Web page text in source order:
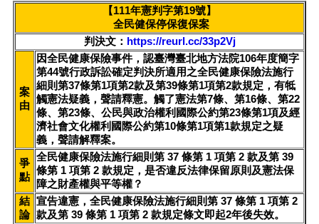
【111年憲判字第19號】
全民健保停保復保案
判決文： https://reurl.cc/33p2Vj
案
由
因全民健康保險事件，認臺灣臺北地方法院106年度簡字
第44號行政訴訟確定判決所適用之全民健康保險法施行
細則第37條第1項第2款及第39條第1項第2款規定，有牴
觸憲法疑義，聲請釋憲。觸了憲法第7條、第16條、第22
條、第23條、公民與政治權利國際公約第23條第1項及經
濟社會文化權利國際公約第10條第1項第1款規定之疑
義，聲請解釋案。
爭
點
全民健康保險法施行細則第 37 條第 1 項第 2 款及第 39
條第 1 項第 2 款規定，是否違反法律保留原則及憲法保
障之財產權與平等權？
結
論
宣告違憲，全民健康保險法施行細則第 37 條第 1 項第 2
款及第 39 條第 1 項第 2 款規定條文即起2年後失效。